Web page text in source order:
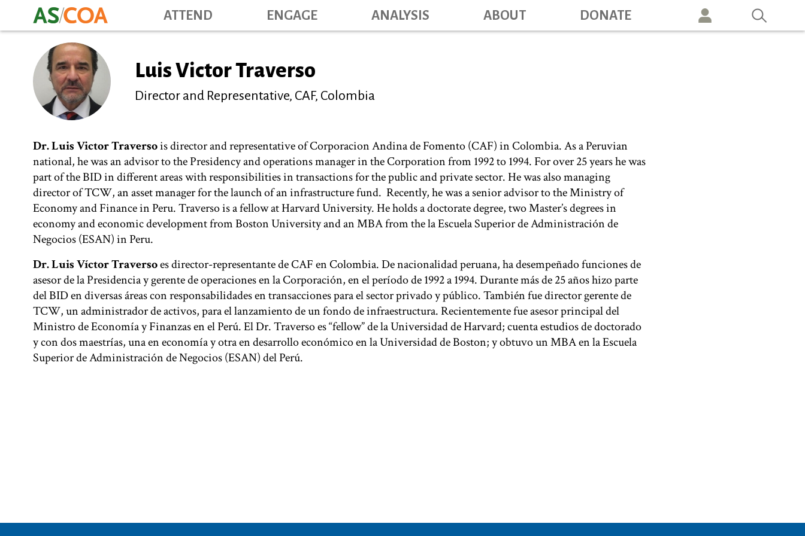
to
Main navigation
ATTEND ENGAGE ANALYSIS ABOUT DONATE
Luis Victor Traverso
Director and Representative, CAF, Colombia
Dr. Luis Victor Traversois director and representative of Corporacion Andina de Fomento (CAF) in Colombia. As a Peruvian
national, he was an advisor to the Presidency and operations manager in the Corporation from 1992 to 1994. For over 25 years he was
part of the BID in different areas with responsibilities in transactions for the public and private sector. He was also managing
director of TCW, an asset manager for the launch of an infrastructure fund. Recently, he was a senior advisor to the Ministry of
Economy and Finance in Peru. Traverso is a fellow at Harvard University. He holds a doctorate degree, two Master’s degrees in
economy and economic development from Boston University and an MBA from the la Escuela Superior de Administración de
Negocios (ESAN) in Peru.
Dr. Luis Víctor Traversoes director-representante de CAF en Colombia. De nacionalidad peruana, ha desempeñado funciones de
asesor de la Presidencia y gerente de operaciones en la Corporación, en el período de 1992 a 1994. Durante más de 25 años hizo parte
del BID en diversas áreas con responsabilidades en transacciones para el sector privado y público. También fue director gerente de
TCW, un administrador de activos, para el lanzamiento de un fondo de infraestructura. Recientemente fue asesor principal del
Ministro de Economía y Finanzas en el Perú. El Dr. Traverso es “fellow” de la Universidad de Harvard; cuenta estudios de doctorado
y con dos maestrías, una en economía y otra en desarrollo económico en la Universidad de Boston; y obtuvo un MBA en la Escuela
Superior de Administración de Negocios (ESAN) del Perú.